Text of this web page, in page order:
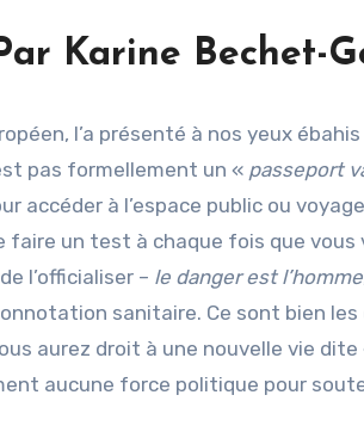
Karine Bechet-
l’a présenté à nos yeux
pas formellement un « passeport
accéder à l’espace public ou
faire un test à chaque fois que
l’officialiser – le danger est l’homme
sanitaire. Ce sont bien
aurez droit à une nouvelle vie
aucune force politique pour